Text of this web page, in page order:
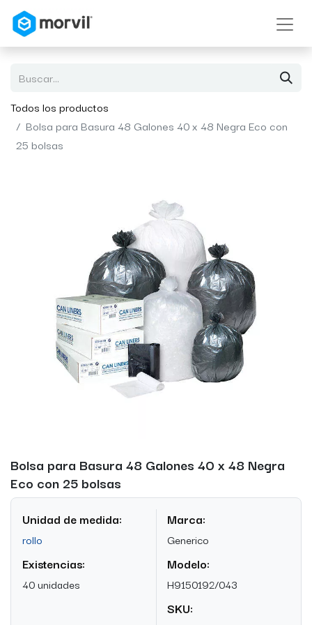
Todos los productos
Bolsa para Basura 48 Galones 40 x 48 Negra Eco con
25 bolsas
Bolsa para Basura 48 Galones 40 x 48 Negra
Eco con 25 bolsas
Unidad de medida:
rollo
Existencias:
40 unidades
Marca:
Generico
Modelo:
H9150192/043
SKU: